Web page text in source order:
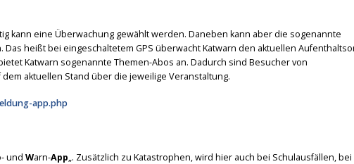
kann eine Überwachung gewählt werden. Daneben kann aber die sogenannte
Das heißt bei eingeschaltetem GPS überwacht Katwarn den aktuellen
Katwarn sogenannte Themen-Abos an. Dadurch sind Besucher von
aktuellen Stand über die jeweilige Veranstaltung.
app.php
und Warn-App„. Zusätzlich zu Katastrophen, wird hier auch bei Schulausfällen, bei